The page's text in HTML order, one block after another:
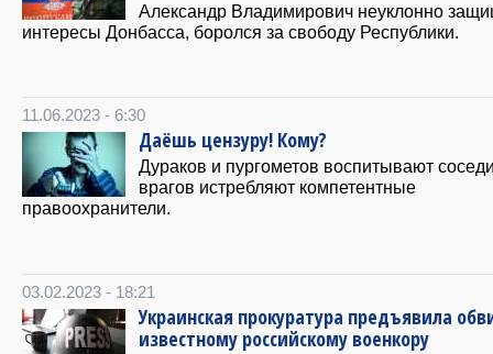
Александр Владимирович неуклонно
интересы Донбасса, боролся за свободу Республики.
11.06.2023 - 6:30
Даёшь цензуру! Кому?
Дураков и пургометов воспитывают
врагов истребляют компетентные
правоохранители.
03.02.2023 - 18:21
Украинская прокуратура предъявила
известному российскому военкору